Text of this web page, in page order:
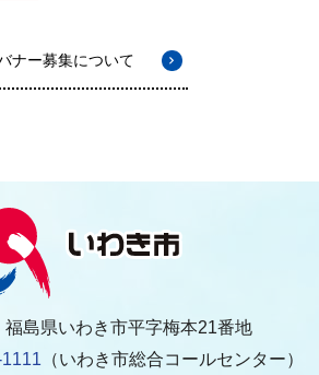
ナー募集について
島県いわき市平字梅本21番地
（いわき市総合コールセンター）